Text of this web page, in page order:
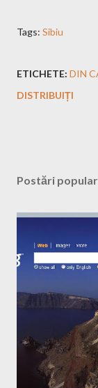
Tags: Sibiu
ETICHETE: DIN
DISTRIBUIȚI
Postări